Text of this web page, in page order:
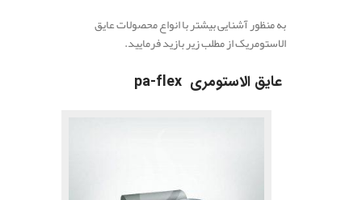
به منظور آشنایی بیشتر با انواع محصولات عایق
الاستومریک از مطلب زیر بازید فرمایید.
عایق الاستومری pa-flex